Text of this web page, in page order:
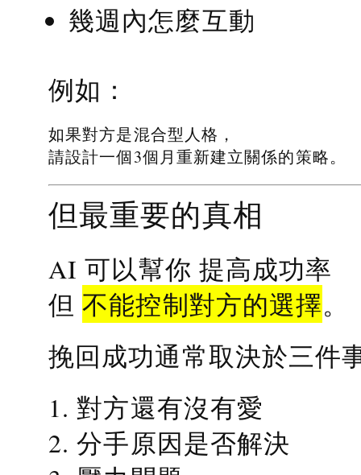
幾週內怎麼互動
例如：
如果對方是混合型人格，
請設計一個3個月重新建立關係的策略。
但最重要的真相
AI 可以幫你 提高成功率
但不能控制對方的選擇。
挽回成功通常取決於三件
1. 對方還有沒有愛
2. 分手原因是否解決